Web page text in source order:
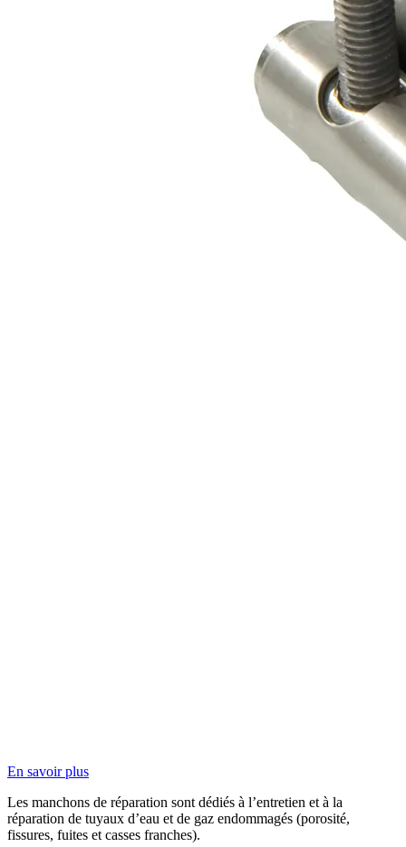
En savoir plus
Les manchons de réparation sont dédiés à l’entretien et à la
réparation de tuyaux d’eau et de gaz endommagés (porosité,
fissures, fuites et casses franches).